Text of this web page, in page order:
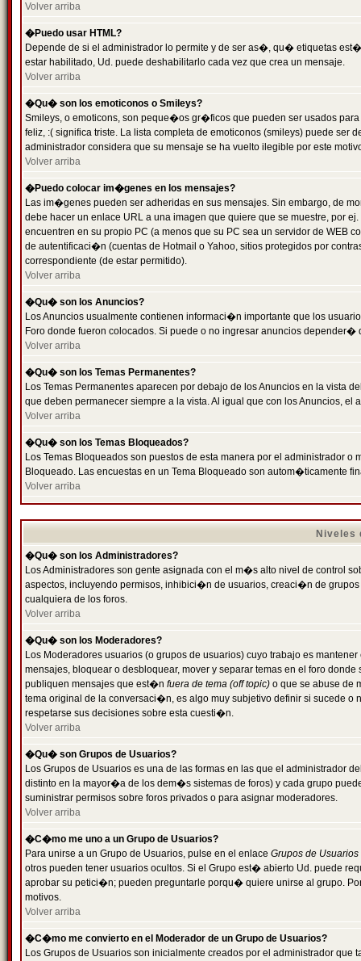
Volver arriba
�Puedo usar HTML?
Depende de si el administrador lo permite y de ser as�, qu� etiquetas
estar habilitado, Ud. puede deshabilitarlo cada vez que crea un mensaje.
Volver arriba
�Qu� son los emoticonos o Smileys?
Smileys, o emoticons, son peque�os gr�ficos que pueden ser usados
feliz, :( significa triste. La lista completa de emoticonos (smileys) puede
administrador considera que su mensaje se ha vuelto ilegible por este
Volver arriba
�Puedo colocar im�genes en los mensajes?
Las im�genes pueden ser adheridas en sus mensajes. Sin embargo, de
debe hacer un enlace URL a una imagen que quiere que se muestre, por
encuentren en su propio PC (a menos que su PC sea un servidor de
de autentificaci�n (cuentas de Hotmail o Yahoo, sitios protegidos por
correspondiente (de estar permitido).
Volver arriba
�Qu� son los Anuncios?
Los Anuncios usualmente contienen informaci�n importante que los
Foro donde fueron colocados. Si puede o no ingresar anuncios
Volver arriba
�Qu� son los Temas Permanentes?
Los Temas Permanentes aparecen por debajo de los Anuncios en la
que deben permanecer siempre a la vista. Al igual que con los Anuncios,
Volver arriba
�Qu� son los Temas Bloqueados?
Los Temas Bloqueados son puestos de esta manera por el administrador
Bloqueado. Las encuestas en un Tema Bloqueado son autom�ticamente
Volver arriba
Niveles
�Qu� son los Administradores?
Los Administradores son gente asignada con el m�s alto nivel de control
aspectos, incluyendo permisos, inhibici�n de usuarios, creaci�n de
cualquiera de los foros.
Volver arriba
�Qu� son los Moderadores?
Los Moderadores usuarios (o grupos de usuarios) cuyo trabajo es
mensajes, bloquear o desbloquear, mover y separar temas en el foro
publiquen mensajes que est�n fuera de tema (off topic) o que se abuse de
tema original de la conversaci�n, es algo muy subjetivo definir si sucede
respetarse sus decisiones sobre esta cuesti�n.
Volver arriba
�Qu� son Grupos de Usuarios?
Los Grupos de Usuarios es una de las formas en las que el administrador
distinto en la mayor�a de los dem�s sistemas de foros) y cada grupo
suministrar permisos sobre foros privados o para asignar moderadores.
Volver arriba
�C�mo me uno a un Grupo de Usuarios?
Para unirse a un Grupo de Usuarios, pulse en el enlace Grupos de Usuarios
otros pueden tener usuarios ocultos. Si el Grupo est� abierto Ud. puede
aprobar su petici�n; pueden preguntarle porqu� quiere unirse al grupo.
motivos.
Volver arriba
�C�mo me convierto en el Moderador de un Grupo de Usuarios?
Los Grupos de Usuarios son inicialmente creados por el administrador